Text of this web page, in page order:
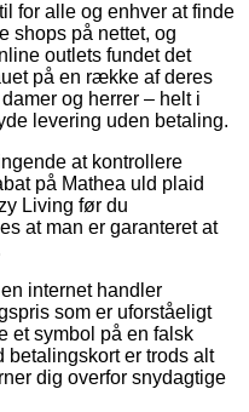
for alle og enhver at finde
shops på nettet, og
outlets fundet det
på en række af deres
og herrer – helt i
levering uden betaling.
at kontrollere
på Mathea uld plaid
Living før du
at man er garanteret at
internet handler
som er uforståeligt
et symbol på en falsk
er trods alt
dig overfor snydagtige